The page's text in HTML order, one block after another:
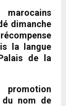
dimanche
la langue
de la
du nom de